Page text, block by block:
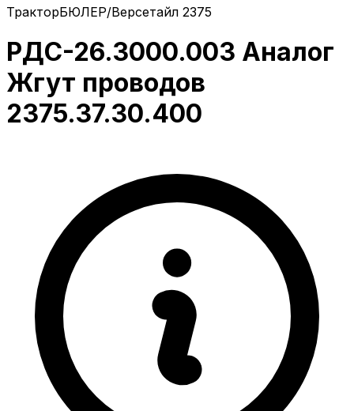
ТракторБЮЛЕР/Версетайл 2375
РДС-26.3000.003 Аналог
Жгут проводов
2375.37.30.400